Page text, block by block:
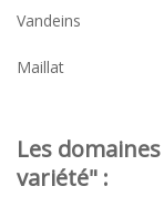
Vandeins
Maillat
Les
variété" :